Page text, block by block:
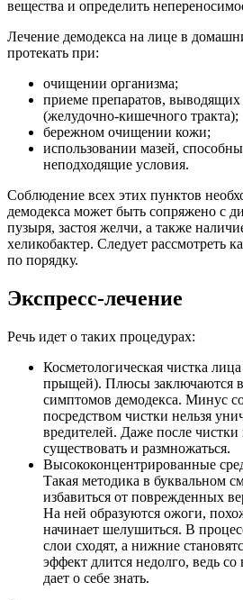
вещества и определить
Лечение демодекса на лице в
протекать при:
очищении организма;
приеме препаратов,
(желудочно-кишечного тракта);
бережном очищении кожи;
использовании мазей,
неподходящие условия.
Соблюдение всех этих пунктов
демодекса может быть сопряжено с
пузыря, застоя желчи, а также
хеликобактер. Следует рассмотреть
по порядку.
Экспресс-лечение
Речь идет о таких процедурах:
Косметологическая чистка
прыщей). Плюсы заключаются
симптомов демодекса. Минус
посредством чистки нельзя
вредителей. Даже после
существовать и размножаться.
Высококонцентрированные
Такая методика в буквальном
избавиться от поврежденных
На ней образуются ожоги,
начинает шелушиться. В
слои сходят, а нижние
эффект длится недолго, ведь
дает о себе знать.